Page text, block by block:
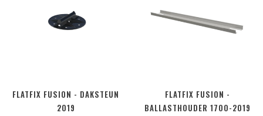
FLATFIX FUSION - DAKSTEUN
2019
FLATFIX FUSION -
BALLASTHOUDER 1700-2019